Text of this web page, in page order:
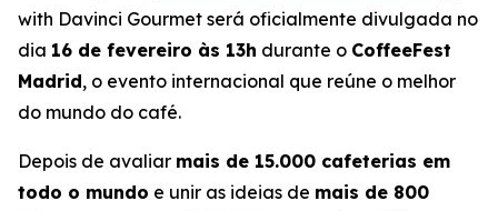
with Davinci Gourmet será oficialmente divulgada no
dia 16 de fevereiro às 13h durante o CoffeeFest
Madrid, o evento internacional que reúne o melhor
do mundo do café.
Depois de avaliar mais de 15.000 cafeterias em
todo o mundo e unir as ideias de mais de 800